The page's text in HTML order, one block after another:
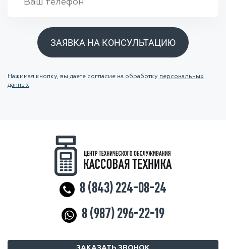
ЗАЯВКА НА КОНСУЛЬТАЦИЮ
Нажимая кнопку, вы даете согласие на обработку персональных
данных.
8 (843) 224-08-24
8 (987) 296-22-19